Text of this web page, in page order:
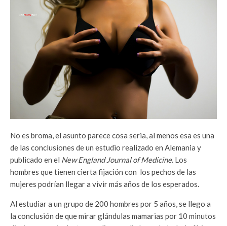
No es broma, el asunto parece cosa seria, al menos esa es una
de las conclusiones de un estudio realizado en Alemania y
publicado en el New England Journal of Medicine. Los
hombres que tienen cierta fijación con los pechos de las
mujeres podrían llegar a vivir más años de los esperados.
Al estudiar a un grupo de 200 hombres por 5 años, se llego a
la conclusión de que mirar glándulas mamarias por 10 minutos